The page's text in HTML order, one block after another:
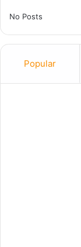
No Posts
Popular